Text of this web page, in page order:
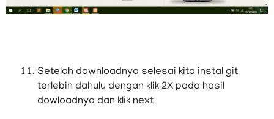
Setelah downloadnya selesai kita instal git
terlebih dahulu dengan klik 2X pada hasil
dowloadnya dan klik next